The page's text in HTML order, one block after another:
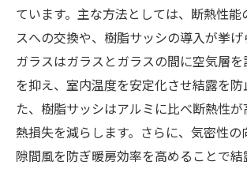
ています。主な方法としては、断熱性能
スへの交換や、樹脂サッシの導入が挙げ
ガラスはガラスとガラスの間に空気層
を抑え、室内温度を安定化させ結露を防
た、樹脂サッシはアルミに比べ断熱性
熱損失を減らします。さらに、気密性の
隙間風を防ぎ暖房効率を高めることで